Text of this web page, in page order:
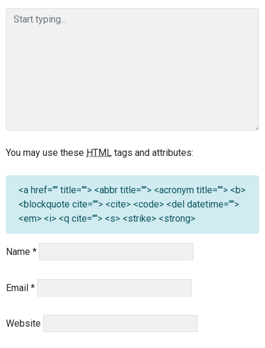
You may use these HTML tags and attributes:
<a href="" title=""> <abbr title=""> <acronym title=""> <b>
<blockquote cite=""> <cite> <code> <del datetime="">
<em> <i> <q cite=""> <s> <strike> <strong>
Name *
Email *
Website